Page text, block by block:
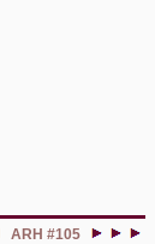
ARH #105